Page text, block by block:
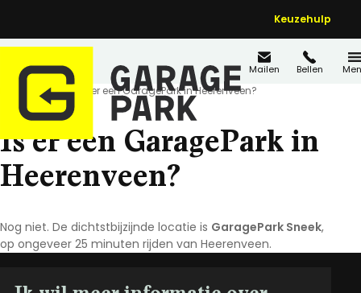
Keuzehulp
Mailen Bellen
FAQ's Is er een GaragePark in Heerenveen?
Is er een GaragePark in
Heerenveen?
Nog niet. De dichtstbijzijnde locatie is GaragePark Sneek,
op ongeveer 25 minuten rijden van Heerenveen.